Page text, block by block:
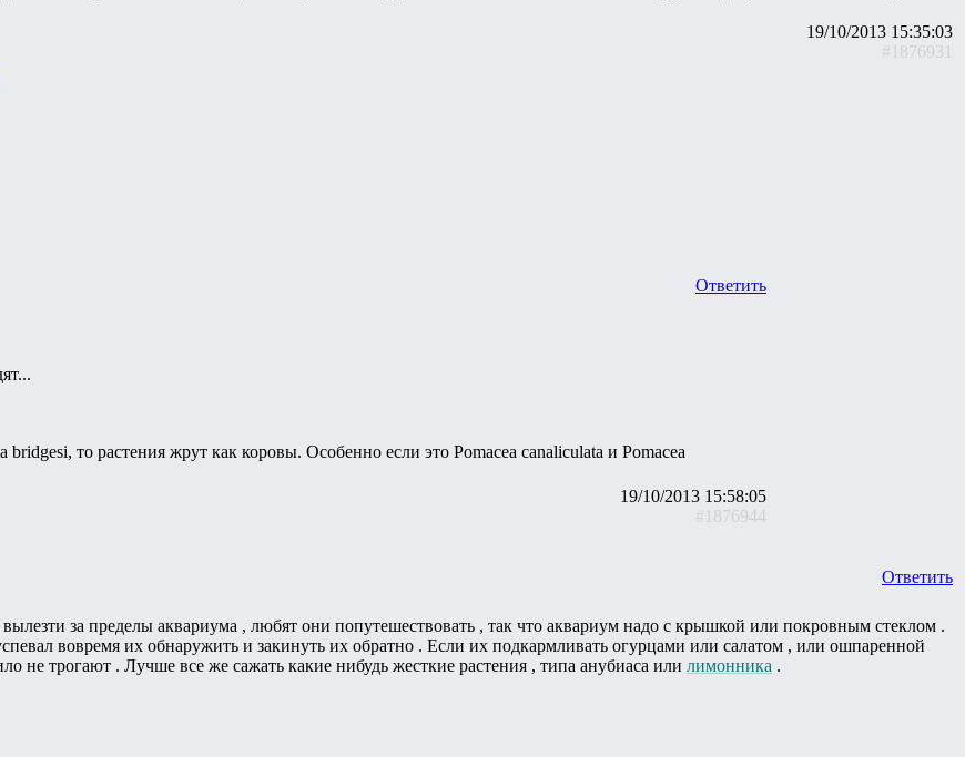
19/10/2013 15:35:03
#1876931
Ответить
то растения жрут как коровы. Особенно если это Pomacea canaliculata и Pomacea
19/10/2013 15:58:05
#1876944
Ответить
за пределы аквариума , любят они попутешествовать , так что аквариум надо с крышкой или покровным стеклом .
вовремя их обнаружить и закинуть их обратно . Если их подкармливать огурцами или салатом , или ошпаренной
не трогают . Лучше все же сажать какие нибудь жесткие растения , типа анубиаса или лимонника .